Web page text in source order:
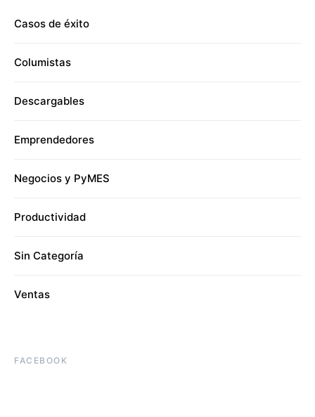
Casos de éxito
Columistas
Descargables
Emprendedores
Negocios y PyMES
Productividad
Sin Categoría
Ventas
FACEBOOK